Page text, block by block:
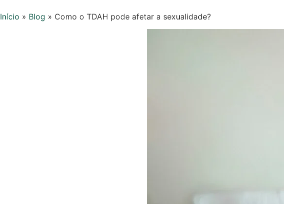
Início » Blog » Como o TDAH pode afetar a sexualidade?